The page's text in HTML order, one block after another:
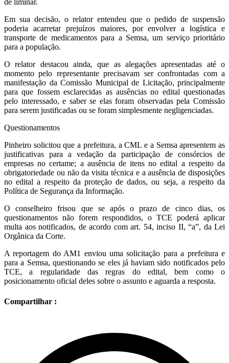
de liminar.
Em sua decisão, o relator entendeu que o pedido de suspensão
poderia acarretar prejuízos maiores, por envolver a logística e
transporte de medicamentos para a Semsa, um serviço prioritário
para a população.
O relator destacou ainda, que as alegações apresentadas até o
momento pelo representante precisavam ser confrontadas com a
manifestação da Comissão Municipal de Licitação, principalmente
para que fossem esclarecidas as ausências no edital questionadas
pelo interessado, e saber se elas foram observadas pela Comissão
para serem justificadas ou se foram simplesmente negligenciadas.
Questionamentos
Pinheiro solicitou que a prefeitura, a CML e a Semsa apresentem as
justificativas para a vedação da participação de consórcios de
empresas no certame; a ausência de itens no edital a respeito da
obrigatoriedade ou não da visita técnica e a ausência de disposições
no edital a respeito da proteção de dados, ou seja, a respeito da
Política de Segurança da Informação.
O conselheiro frisou que se após o prazo de cinco dias, os
questionamentos não forem respondidos, o TCE poderá aplicar
multa aos notificados, de acordo com art. 54, inciso II, “a”, da Lei
Orgânica da Corte.
A reportagem do AM1 enviou uma solicitação para a prefeitura e
para a Semsa, questionando se eles já haviam sido notificados pelo
TCE, a regularidade das regras do edital, bem como o
posicionamento oficial deles sobre o assunto e aguarda a resposta.
Compartilhar :